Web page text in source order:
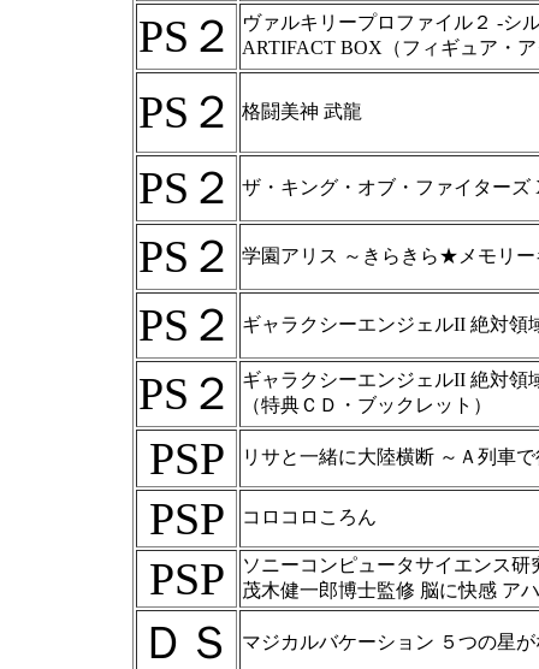
PS２
ヴァルキリープロファイル２ -シ
ARTIFACT BOX（フィギュア・
PS２ 格闘美神 武龍
PS２ ザ・キング・オブ・ファイターズ
PS２ 学園アリス ～きらきら★メモリー
PS２ ギャラクシーエンジェルII 絶対領
PS２
ギャラクシーエンジェルII 絶対領
（特典ＣＤ・ブックレット）
PSP リサと一緒に大陸横断 ～Ａ列車
PSP コロコロころん
PSP
ソニーコンピュータサイエンス研
茂木健一郎博士監修 脳に快感 ア
ＤＳ マジカルバケーション ５つの星